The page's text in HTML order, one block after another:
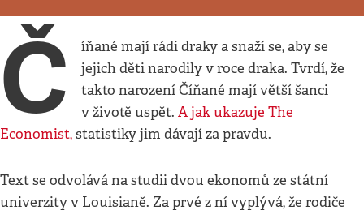
Č
íňané mají rádi draky a snaží se, aby se
jejich děti narodily v roce draka. Tvrdí, že
takto narození Číňané mají větší šanci
v životě uspět.A jak ukazuje The
Economist,statistiky jim dávají za pravdu.
Text se odvolává na studii dvou ekonomů ze státní
univerzity v Louisianě. Za prvé z ní vyplývá, že rodiče